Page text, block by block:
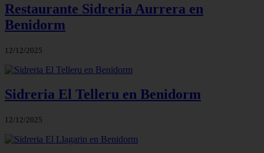
Restaurante Sidreria Aurrera en
Benidorm
12/12/2025
Sidreria El Telleru en Benidorm
12/12/2025